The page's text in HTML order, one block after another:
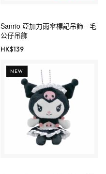
Sanrio 亞加力雨傘標記吊飾 - 毛
公仔吊飾
HK$139
NEW